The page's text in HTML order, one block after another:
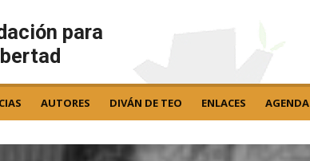
para
AUTORES DIVÁN DE TEO ENLACES AGENDA